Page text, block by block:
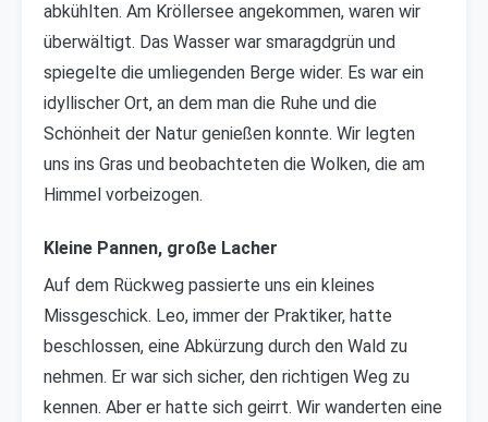
abkühlten. Am Kröllersee angekommen, waren wir
überwältigt. Das Wasser war smaragdgrün und
spiegelte die umliegenden Berge wider. Es war ein
idyllischer Ort, an dem man die Ruhe und die
Schönheit der Natur genießen konnte. Wir legten
uns ins Gras und beobachteten die Wolken, die am
Himmel vorbeizogen.
Kleine Pannen, große Lacher
Auf dem Rückweg passierte uns ein kleines
Missgeschick. Leo, immer der Praktiker, hatte
beschlossen, eine Abkürzung durch den Wald zu
nehmen. Er war sich sicher, den richtigen Weg zu
kennen. Aber er hatte sich geirrt. Wir wanderten eine